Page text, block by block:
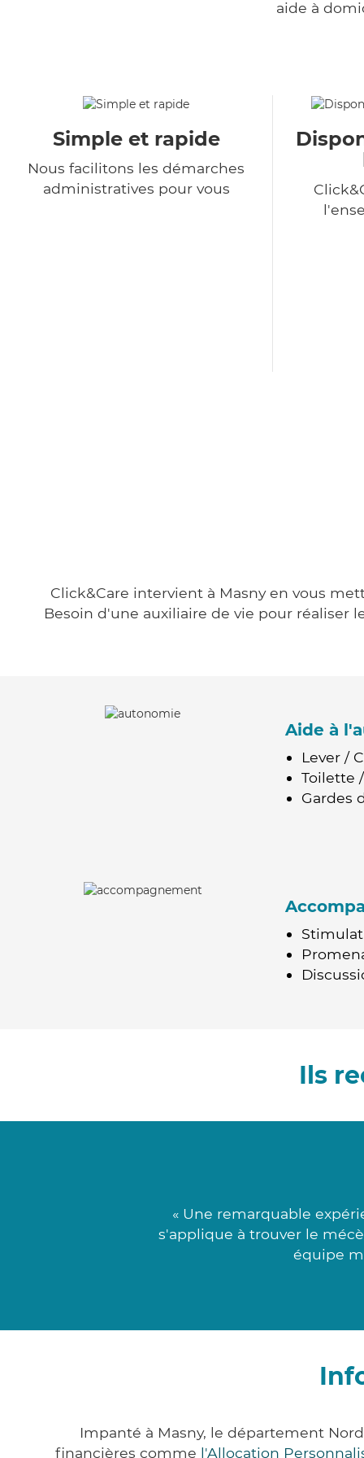
aide à
Simple et rapide
Nous facilitons les démarches
administratives pour vous
Click&Care intervient à Masny en vous
Besoin d'une auxiliaire de vie pour réaliser
Aide à
Lever /
Toilette
Gardes
Ils
« Une remarquable
s'applique à trouver le
équipe
Impanté à Masny, le département
financières comme l'Allocation